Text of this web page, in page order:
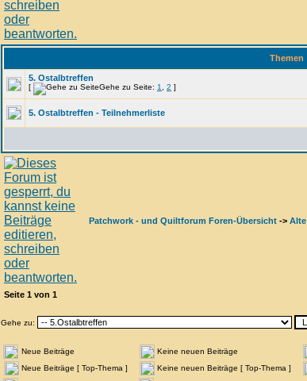
Themen
5. Ostalbtreffen
[ Gehe zu Seite: 1 2 ]
5. Ostalbtreffen - Teilnehmerliste
Patchwork - und Quiltforum Foren-Übersicht ->
Seite 1 von 1
Gehe zu:
Neue Beiträge Keine neuen Beiträge
Neue Beiträge [ Top-Thema ]
Keine neuen Beiträge [ Top-Thema ]